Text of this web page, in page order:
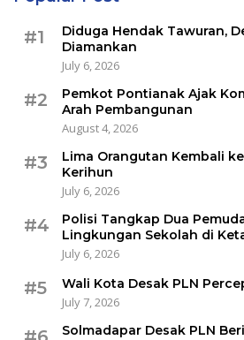
#1
Diduga Hendak Tawuran,
Diamankan
July 6, 2026
#2
Pemkot Pontianak Ajak
Arah Pembangunan
August 4, 2026
#3
Lima Orangutan Kembali
Kerihun
July 6, 2026
#4
Polisi Tangkap Dua
Lingkungan Sekolah di
July 6, 2026
#5
Wali Kota Desak PLN
July 7, 2026
Solmadapar Desak PLN